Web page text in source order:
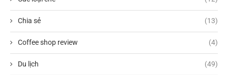
Chia sẻ (13)
Coffee shop review (4)
Du lịch (49)